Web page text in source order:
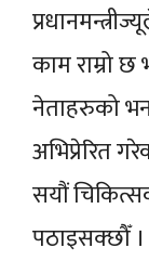
काम राम्रो छ
नेताहरुको
अभिप्रेरित
सयौं
पठाइसक्छौँ ।